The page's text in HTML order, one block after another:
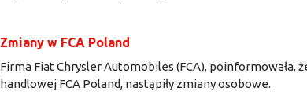
Zmiany w FCA Poland
Firma Fiat Chrysler Automobiles (FCA), poinformowała,
handlowej FCA Poland, nastąpiły zmiany osobowe.